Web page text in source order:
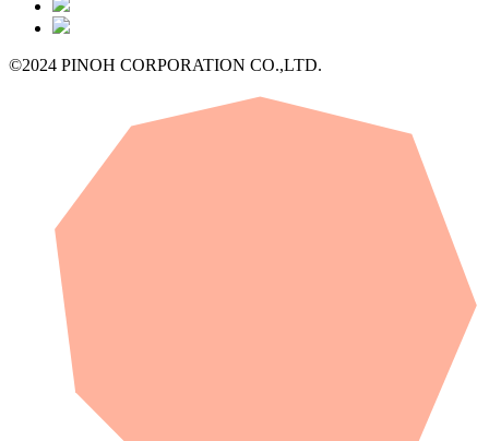
©2024 PINOH CORPORATION CO.,LTD.